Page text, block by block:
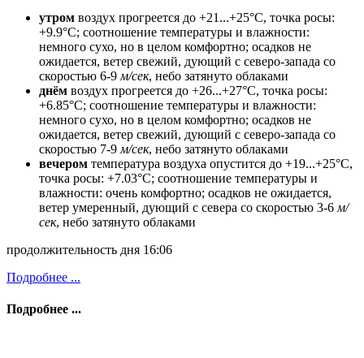
утром воздух прогреется до +21...+25°C, точка росы:
+9.9°C; соотношение температуры и влажности:
немного сухо, но в целом комфортно; осадков не
ожидается, ветeр свежий, дующий с северо-запада со
скоростью 6-9 м/сек, небо затянуто облаками
днём воздух прогреется до +26...+27°C, точка росы:
+6.85°C; соотношение температуры и влажности:
немного сухо, но в целом комфортно; осадков не
ожидается, ветeр свежий, дующий с северо-запада со
скоростью 7-9 м/сек, небо затянуто облаками
вечером температура воздуха опустится до +19...+25°C,
точка росы: +7.03°C; соотношение температуры и
влажности: очень комфортно; осадков не ожидается,
ветeр умеренный, дующий с севера со скоростью 3-6 м/
сек, небо затянуто облаками
продолжительность дня 16:06
Подробнее ...
Подробнее ...